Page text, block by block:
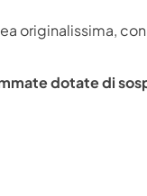
originalissima,
dotate di